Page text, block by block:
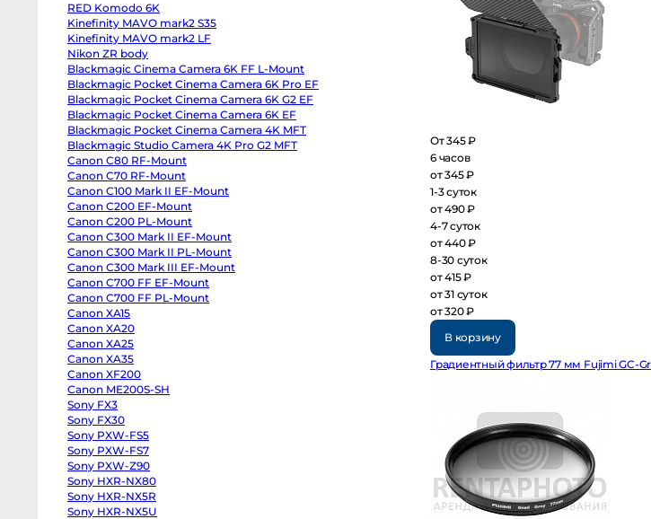
X-
T30
II
Nikon
Z8
body
Nikon
Z
fc
body
Nikon
Z7
Z6
III
body
Panasonic
GH7
body
Panasonic
GH6
body
RED Komodo 6K
Kinefinity MAVO mark2 S35
Kinefinity MAVO mark2 LF
Nikon ZR body
Blackmagic Cinema Camera 6K FF L-Mount
Blackmagic Pocket Cinema Camera 6K Pro EF
Blackmagic Pocket Cinema Camera 6K G2 EF
Blackmagic Pocket Cinema Camera 6K EF
Blackmagic Pocket Cinema Camera 4K MFT
Blackmagic Studio Camera 4K Pro G2 MFT
Canon C80 RF-Mount
Canon C70 RF-Mount
Canon C100 Mark II EF-Mount
Canon C200 EF-Mount
Canon C200 PL-Mount
Canon C300 Mark II EF-Mount
Canon C300 Mark II PL-Mount
Canon C300 Mark III EF-Mount
Canon C700 FF EF-Mount
Canon C700 FF PL-Mount
Canon XA15
Canon XA20
Canon XA25
Canon XA35
Canon XF200
Canon ME200S-SH
Sony FX3
Sony FX30
Sony PXW-FS5
Sony PXW-FS7
Sony PXW-Z90
Sony HXR-NX80
Sony HXR-NX5R
Sony HXR-NX5U
От 345 ₽
6 часов
от 345 ₽
1-3 суток
от 490 ₽
4-7 суток
от 440 ₽
8-30 суток
от 415 ₽
от 31 суток
от 320 ₽
В корзину
Градиентный фильтр 77 мм Fujimi GC-Grey